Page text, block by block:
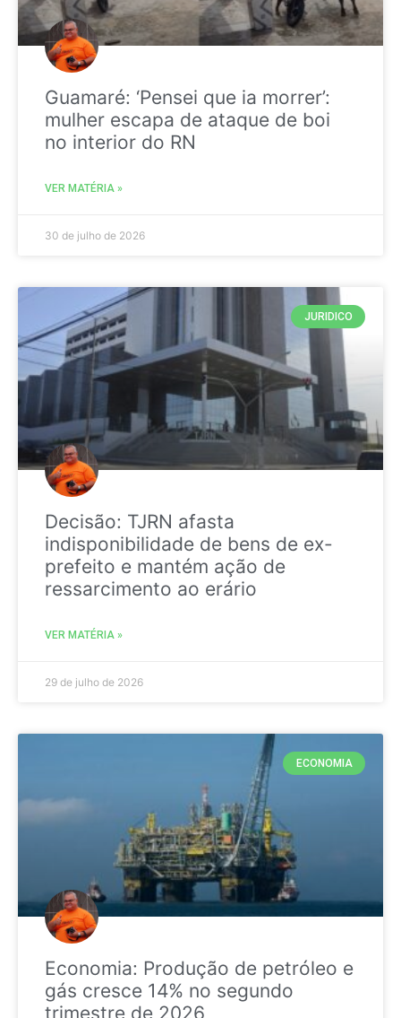
Guamaré: ‘Pensei que ia morrer’:
mulher escapa de ataque de boi
no interior do RN
VER MATÉRIA »
30 de julho de 2026
JURIDICO
Decisão: TJRN afasta
indisponibilidade de bens de ex-
prefeito e mantém ação de
ressarcimento ao erário
VER MATÉRIA »
29 de julho de 2026
ECONOMIA
Economia: Produção de petróleo e
gás cresce 14% no segundo
trimestre de 2026